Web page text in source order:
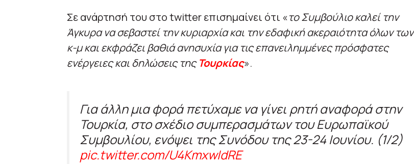
Σε ανάρτησή του στο twitter επισημαίνει ότι «το Συμβούλιο καλεί την
Άγκυρα να σεβαστεί την κυριαρχία και την εδαφική ακεραιότητα όλων των
κ-μ και εκφράζει βαθιά ανησυχία για τις επανειλημμένες πρόσφατες
ενέργειες και δηλώσεις τηςΤουρκίας».
Για άλλη μια φορά πετύχαμε να γίνει ρητή αναφορά στην
Τουρκία, στο σχέδιο συμπερασμάτων του Ευρωπαϊκού
Συμβουλίου, ενόψει της Συνόδου της 23-24 Ιουνίου. (1/2)
pic.twitter.com/U4KmxwIdRE